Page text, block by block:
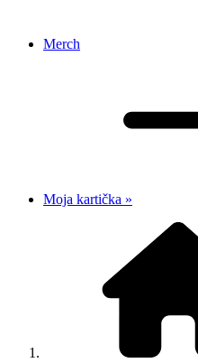
Merch
Moja kartička »